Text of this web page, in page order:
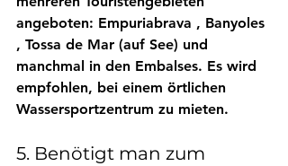
angeboten: Empuriabrava , Banyoles
, Tossa de Mar (auf See) und
manchmal in den Embalses. Es wird
empfohlen, bei einem örtlichen
Wassersportzentrum zu mieten.
5. Benötigt man zum